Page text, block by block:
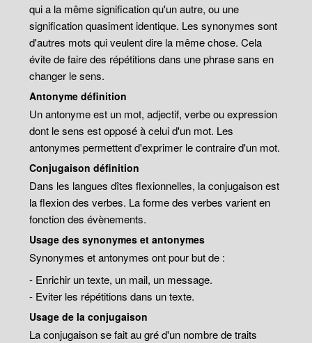
qui a la même signification qu'un autre, ou une
signification quasiment identique. Les synonymes sont
d'autres mots qui veulent dire la même chose. Cela
évite de faire des répétitions dans une phrase sans en
changer le sens.
Antonyme définition
Un antonyme est un mot, adjectif, verbe ou expression
dont le sens est opposé à celui d'un mot. Les
antonymes permettent d'exprimer le contraire d'un mot.
Conjugaison définition
Dans les langues dîtes flexionnelles, la conjugaison est
la flexion des verbes. La forme des verbes varient en
fonction des évènements.
Usage des synonymes et antonymes
Synonymes et antonymes ont pour but de :
- Enrichir un texte, un mail, un message.
- Eviter les répétitions dans un texte.
Usage de la conjugaison
La conjugaison se fait au gré d'un nombre de traits